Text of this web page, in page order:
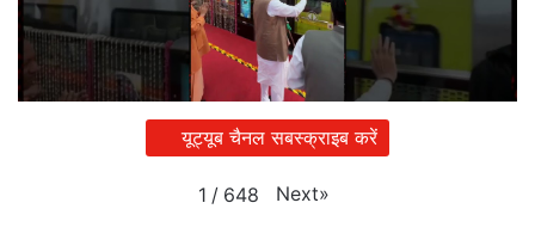
यूट्यूब चैनल सबस्क्राइब करें
1 / 648 Next»